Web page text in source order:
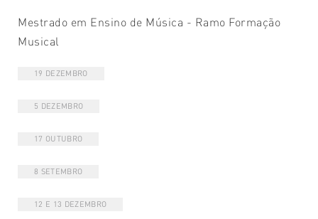
Mestrado em Ensino de Música - Ramo Formação
Musical
19 DEZEMBRO
5 DEZEMBRO
17 OUTUBRO
8 SETEMBRO
12 E 13 DEZEMBRO